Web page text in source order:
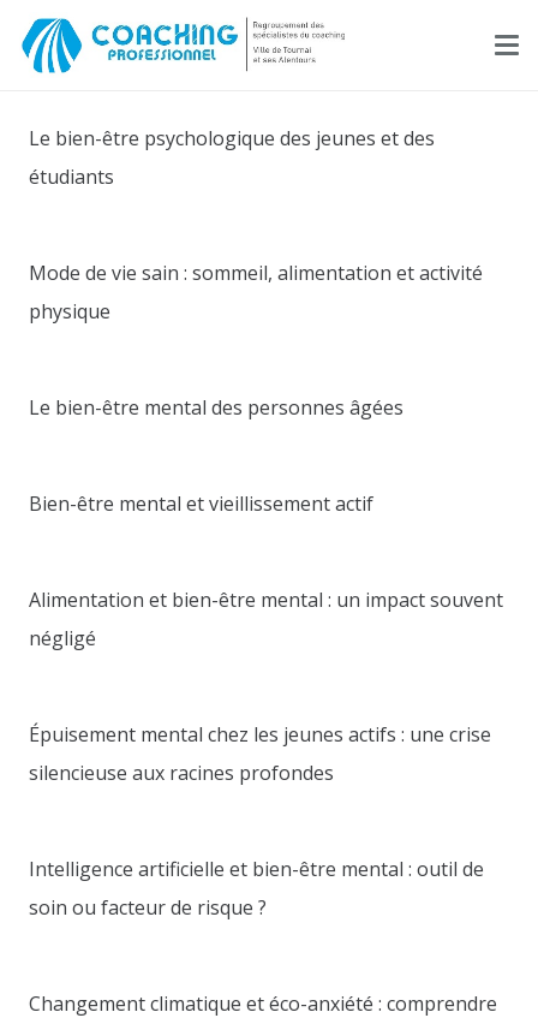
Le bien-être psychologique des jeunes et des
étudiants
Mode de vie sain : sommeil, alimentation et activité
physique
Le bien-être mental des personnes âgées
Bien-être mental et vieillissement actif
Alimentation et bien-être mental : un impact souvent
négligé
Épuisement mental chez les jeunes actifs : une crise
silencieuse aux racines profondes
Intelligence artificielle et bien-être mental : outil de
soin ou facteur de risque ?
Changement climatique et éco-anxiété : comprendre